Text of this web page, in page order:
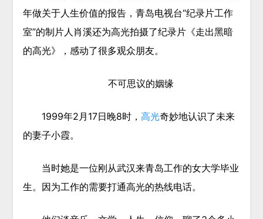
年做关于人生价值的报告，青岛电视台“纪录片工作
室”的制片人肖溪还为高光拍摄了纪录片《走出黑暗
的高光》，感动了很多观众朋友。
不可思议的姻缘
1999年2月17日晚8时， 高光奇妙地认识了未来
的妻子小霞。
当时她是一位刚从武汉来青岛工作的女大学毕业
生。因为工作的需要打通高光的热线电话。